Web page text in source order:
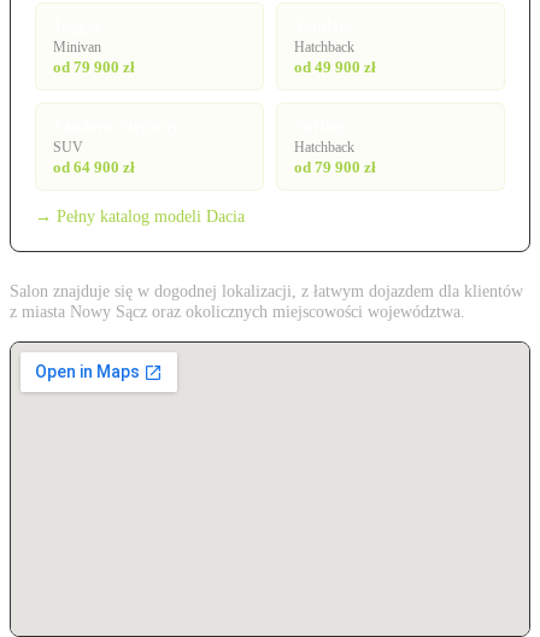
Minivan
od 79 900 zł
Hatchback
od 49 900 zł
SUV
od 64 900 zł
Hatchback
od 79 900 zł
→ Pełny katalog modeli Dacia
Salon znajduje się w dogodnej lokalizacji, z łatwym dojazdem dla klientów
z miasta Nowy Sącz oraz okolicznych miejscowości województwa.